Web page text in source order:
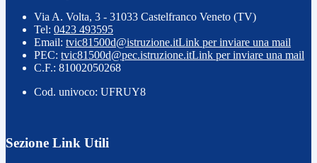
Via A. Volta, 3 - 31033 Castelfranco Veneto (TV)
Tel: 0423 493595
Email: tvic81500d@istruzione.itLink per inviare una mail
PEC: tvic81500d@pec.istruzione.itLink per inviare una mail
C.F.: 81002050268
Cod. univoco: UFRUY8
Sezione Link Utili